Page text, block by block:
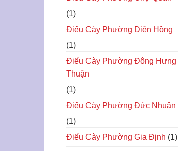
(1)
Điếu Cày Phường Diên Hồng
(1)
Điếu Cày Phường Đông Hưng
Thuận
(1)
Điếu Cày Phường Đức Nhuận
(1)
Điếu Cày Phường Gia Định (1)